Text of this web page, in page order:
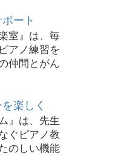
ート
室』は、毎
アノ練習を
仲間とがん
楽しく
』は、先生
ぐピアノ教
のしい機能